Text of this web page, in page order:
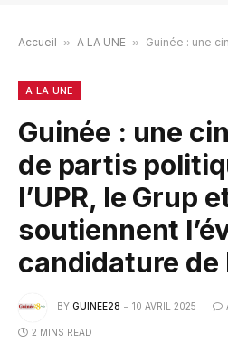
Accueil » A LA UNE » Guinée : une cinquantaine de partis
A LA UNE
Guinée : une
de partis
l’UPR, le Grup
soutiennent
candidature de
BY GUINEE28 10 AVRIL 2025
2 MINS READ